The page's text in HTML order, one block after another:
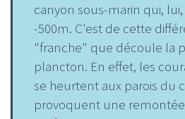
canyon sous-marin qui,
-500m. C'est de cette
"franche" que découle la
plancton. En effet, les
se heurtent aux parois du
provoquent une